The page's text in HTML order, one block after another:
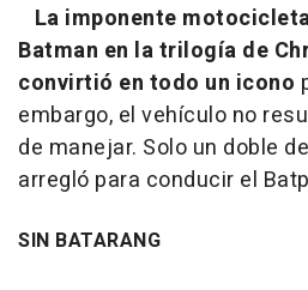
La imponente
Batman en la trilogía de
convirtió en todo un icono
embargo, el vehículo no
de manejar. Solo un doble
arregló para conducir el
SIN BATARANG